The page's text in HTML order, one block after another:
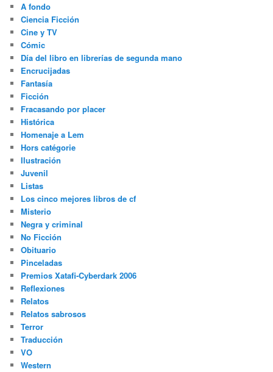
A fondo
Ciencia Ficción
Cine y TV
Cómic
Día del libro en librerías de segunda mano
Encrucijadas
Fantasía
Ficción
Fracasando por placer
Histórica
Homenaje a Lem
Hors catégorie
Ilustración
Juvenil
Listas
Los cinco mejores libros de cf
Misterio
Negra y criminal
No Ficción
Obituario
Pinceladas
Premios Xatafi-Cyberdark 2006
Reflexiones
Relatos
Relatos sabrosos
Terror
Traducción
VO
Western